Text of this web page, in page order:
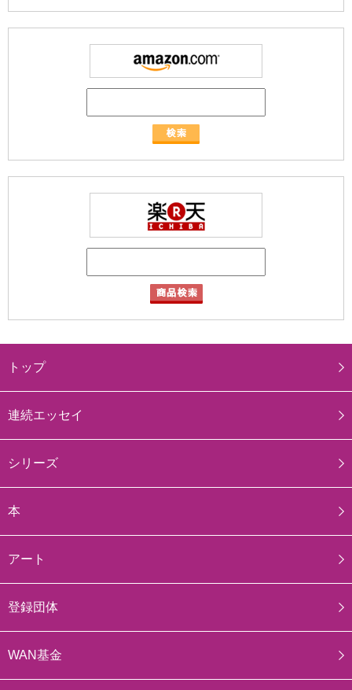
トップ
連続エッセイ
シリーズ
本
アート
登録団体
WAN基金